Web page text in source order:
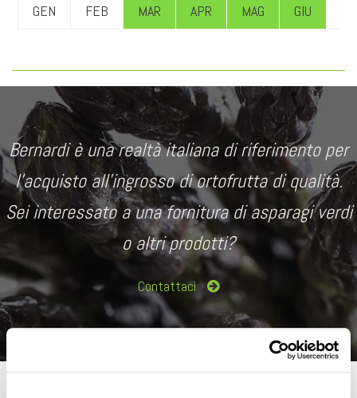
GEN FEB MAR APR MAG GIU
Bernardi è una realtà italiana di riferimento per
l’acquisto all’ingrosso di ortofrutta di qualità.
Sei interessato a una fornitura di asparagi verdi
o altri prodotti?
Contattaci